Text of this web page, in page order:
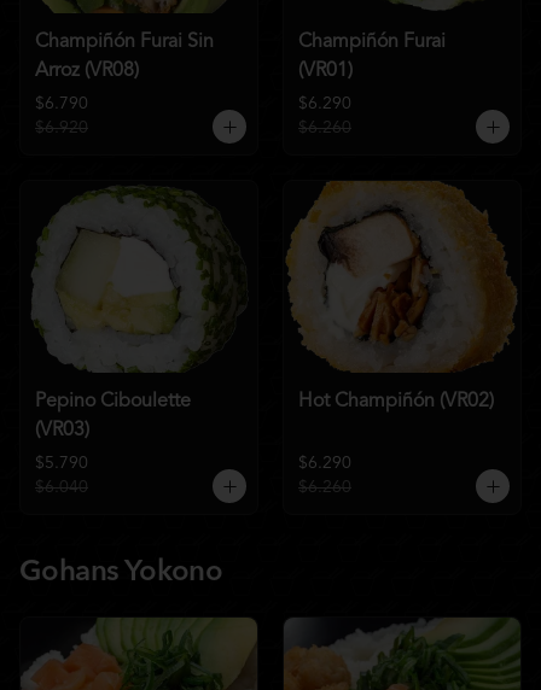
Champiñón Furai Sin
Arroz (VR08)
$6.790
$6.920
Champiñón Furai
(VR01)
$6.290
$6.260
Pepino Ciboulette
(VR03)
$5.790
$6.040
Hot Champiñón (VR02)
$6.290
$6.260
Gohans Yokono